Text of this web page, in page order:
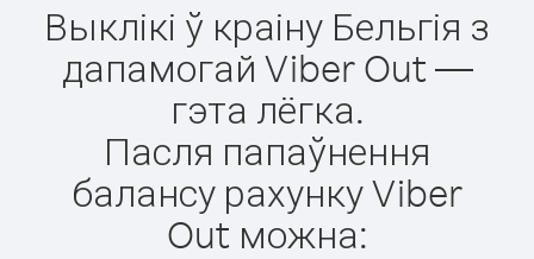
Выклікі ў краіну Бельгія з
дапамогай Viber Out —
гэта лёгка.
Пасля папаўнення
балансу рахунку Viber
Out можна: